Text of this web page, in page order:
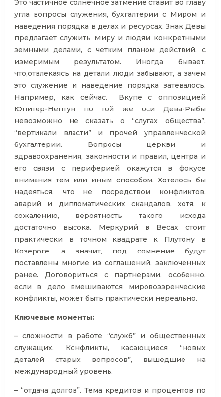
Это частичное солнечное затмение ставит во главу
угла вопросы служения, бухгалтерии с Миром и
наведения порядка в делах и ресурсах. Знак Девы
предлагает служить Миру и людям конкретными
земными делами, с четким планом действий, с
измеримым результатом. Иногда бывает,
что,отвлекаясь на детали, люди забывают, а зачем
это служение и наведение порядка затевалось.
Например, как сейчас. Вкупе с оппозицией
Юпитер-Нептун по той же оси Дева-Рыбы
невозможно не сказать о “слугах общества”,
“вертикали власти” и прочей управленческой
бухгалтерии. Вопросы церкви и
здравоохранения, законности и правил, центра и
его связи с периферией окажутся в фокусе
внимания тем или иным способом. Хотелось бы
надеяться, что не посредством конфликтов,
аварий и дипломатических скандалов, хотя, к
сожалению, вероятность такого исхода
достаточно высока. Меркурий в Весах стоит
практически в точном квадрате к Плутону в
Козероге, а значит, под сомнение будут
поставлены многие из соглашений, заключенных
ранее. Договориться с партнерами, особенно,
если в дело вмешиваются мировоззренческие
конфликты, может быть практически нереально.
Ключевые моменты:
– сложности в работе “служб” и общественных
служащих. Конфликты, касающиеся “новых
деталей старых вопросов”, вышедшие на
международный уровень.
– “отдача долгов”. Тема кредитов и процентов по